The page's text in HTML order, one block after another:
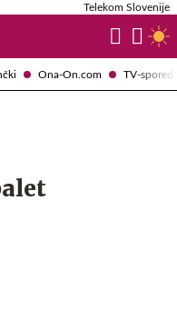
Ona-On.com TV-spored
Telekom Slovenije